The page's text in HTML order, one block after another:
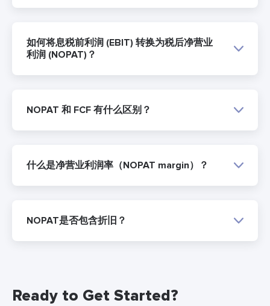
如何将息税前利润 (EBIT) 转换为税后净营业
利润 (NOPAT)？
NOPAT 和 FCF 有什么区别？
什么是净营业利润率（NOPAT margin）？
NOPAT是否包含折旧？
Ready to Get Started?